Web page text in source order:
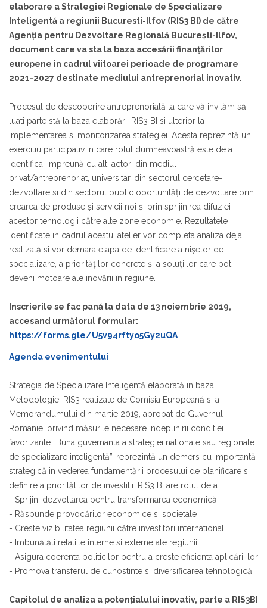
elaborare a Strategiei Regionale de Specializare
Inteligentă a regiunii Bucuresti-Ilfov (RIS3 BI) de către
Agenţia pentru Dezvoltare Regională Bucureşti-Ilfov,
document care va sta la baza accesării finanţărilor
europene in cadrul viitoarei perioade de programare
2021-2027 destinate mediului antreprenorial inovativ.
Procesul de descoperire antreprenorială la care vă invităm să
luati parte stă la baza elaborării RIS3 BI si ulterior la
implementarea si monitorizarea strategiei. Acesta reprezintă un
exercitiu participativ in care rolul dumneavoastră este de a
identifica, impreună cu alti actori din mediul
privat/antreprenoriat, universitar, din sectorul cercetare-
dezvoltare si din sectorul public oportunităţi de dezvoltare prin
crearea de produse și servicii noi şi prin sprijinirea difuziei
acestor tehnologii către alte zone economie. Rezultatele
identificate in cadrul acestui atelier vor completa analiza deja
realizată si vor demara etapa de identificare a nişelor de
specializare, a priorităţilor concrete şi a soluţiilor care pot
deveni motoare ale inovării în regiune.
Inscrierile se fac pană la data de 13 noiembrie 2019,
accesand următorul formular:
https://forms.gle/U5v94rftyo5Gy2uQA
Agenda evenimentului
Strategia de Specializare Inteligentă elaborată in baza
Metodologiei RIS3 realizate de Comisia Europeană si a
Memorandumului din martie 2019, aprobat de Guvernul
Romaniei privind măsurile necesare indeplinirii conditiei
favorizante „Buna guvernanta a strategiei nationale sau regionale
de specializare inteligentă”, reprezintă un demers cu importantă
strategică in vederea fundamentării procesului de planificare si
definire a prioritătilor de investitii. RIS3 BI are rolul de a:
- Sprijini dezvoltarea pentru transformarea economică
- Răspunde provocărilor economice si societale
- Creste vizibilitatea regiunii către investitori internationali
- Imbunătăti relatiile interne si externe ale regiunii
- Asigura coerenta politicilor pentru a creste eficienta aplicării lor
- Promova transferul de cunostinte si diversificarea tehnologică
Capitolul de analiza a potenţialului inovativ, parte a RIS3BI